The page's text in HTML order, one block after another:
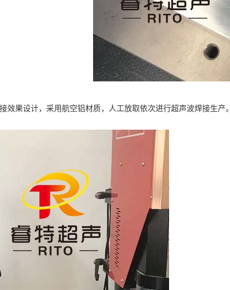
果设计，采用航空铝材质，人工放取依次进行超声波焊接生产。